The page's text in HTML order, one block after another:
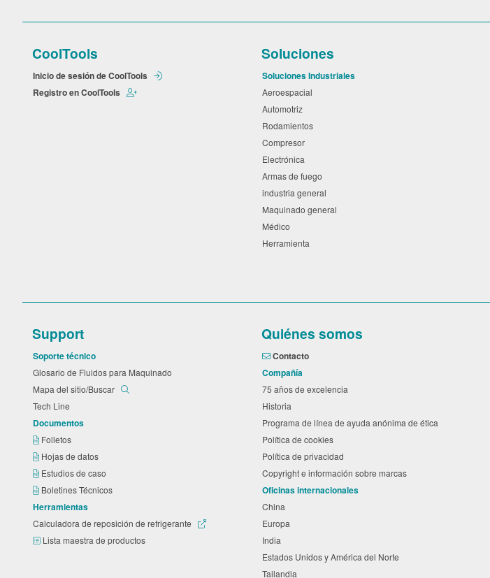
CoolTools
Inicio de sesión de CoolTools
Registro en CoolTools
Soluciones
Soluciones Industriales
Aeroespacial
Automotriz
Rodamientos
Compresor
Electrónica
Armas de fuego
industria general
Maquinado general
Médico
Herramienta
Support
Soporte técnico
Glosario de Fluidos para Maquinado
Mapa del sitio/Buscar
Tech Line
Documentos
Folletos
Hojas de datos
Estudios de caso
Boletines Técnicos
Herramientas
Calculadora de reposición de refrigerante
Lista maestra de productos
Quiénes somos
Contacto
Compañía
75 años de excelencia
Historia
Programa de línea de ayuda anónima de ética
Política de cookies
Política de privacidad
Copyright e información sobre marcas
Oficinas internacionales
China
Europa
India
Estados Unidos y América del Norte
Tailandia